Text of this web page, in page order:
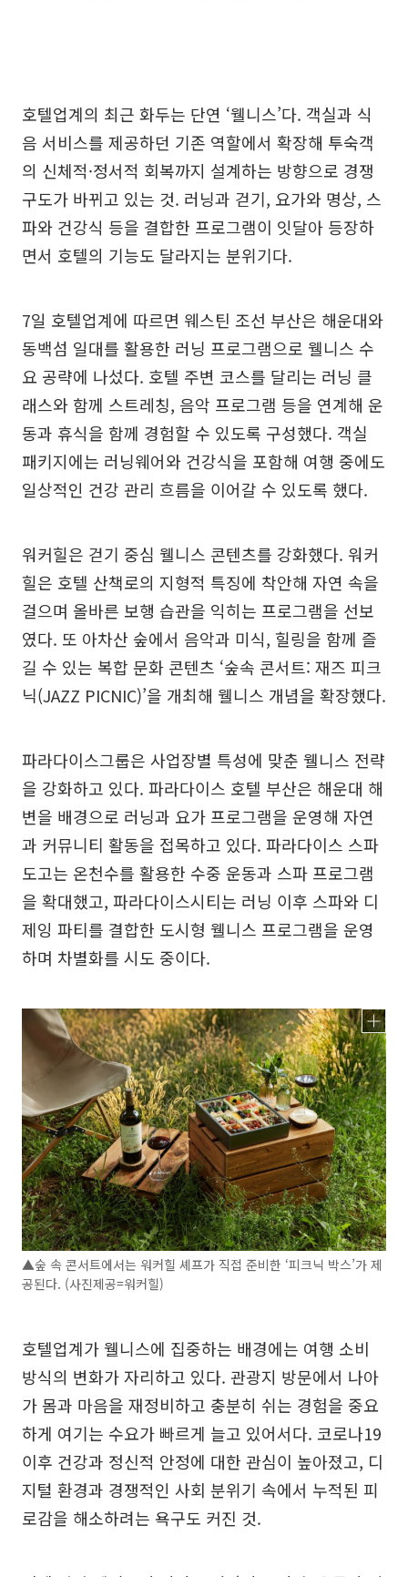
호텔업계의 최근 화두는 단연 ‘웰니스’다. 객실과 식
음 서비스를 제공하던 기존 역할에서 확장해 투숙객
의 신체적·정서적 회복까지 설계하는 방향으로 경쟁
구도가 바뀌고 있는 것. 러닝과 걷기, 요가와 명상, 스
파와 건강식 등을 결합한 프로그램이 잇달아 등장하
면서 호텔의 기능도 달라지는 분위기다.
7일 호텔업계에 따르면 웨스틴 조선 부산은 해운대와
동백섬 일대를 활용한 러닝 프로그램으로 웰니스 수
요 공략에 나섰다. 호텔 주변 코스를 달리는 러닝 클
래스와 함께 스트레칭, 음악 프로그램 등을 연계해 운
동과 휴식을 함께 경험할 수 있도록 구성했다. 객실
패키지에는 러닝웨어와 건강식을 포함해 여행 중에도
일상적인 건강 관리 흐름을 이어갈 수 있도록 했다.
워커힐은 걷기 중심 웰니스 콘텐츠를 강화했다. 워커
힐은 호텔 산책로의 지형적 특징에 착안해 자연 속을
걸으며 올바른 보행 습관을 익히는 프로그램을 선보
였다. 또 아차산 숲에서 음악과 미식, 힐링을 함께 즐
길 수 있는 복합 문화 콘텐츠 ‘숲속 콘서트: 재즈 피크
닉(JAZZ PICNIC)’을 개최해 웰니스 개념을 확장했다.
파라다이스그룹은 사업장별 특성에 맞춘 웰니스 전략
을 강화하고 있다. 파라다이스 호텔 부산은 해운대 해
변을 배경으로 러닝과 요가 프로그램을 운영해 자연
과 커뮤니티 활동을 접목하고 있다. 파라다이스 스파
도고는 온천수를 활용한 수중 운동과 스파 프로그램
을 확대했고, 파라다이스시티는 러닝 이후 스파와 디
제잉 파티를 결합한 도시형 웰니스 프로그램을 운영
하며 차별화를 시도 중이다.
▲숲 속 콘서트에서는 워커힐 셰프가 직접 준비한 ‘피크닉 박스’가 제
공된다. (사진제공=워커힐)
호텔업계가 웰니스에 집중하는 배경에는 여행 소비
방식의 변화가 자리하고 있다. 관광지 방문에서 나아
가 몸과 마음을 재정비하고 충분히 쉬는 경험을 중요
하게 여기는 수요가 빠르게 늘고 있어서다. 코로나19
이후 건강과 정신적 안정에 대한 관심이 높아졌고, 디
지털 환경과 경쟁적인 사회 분위기 속에서 누적된 피
로감을 해소하려는 욕구도 커진 것.